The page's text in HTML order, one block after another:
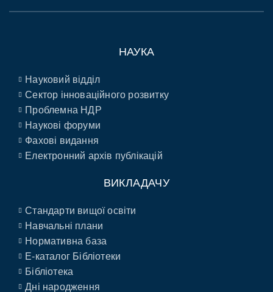
НАУКА
Науковий відділ
Сектор інноваційного розвитку
Проблемна НДР
Наукові форуми
Фахові видання
Електронний архів публікацій
ВИКЛАДАЧУ
Стандарти вищої освіти
Навчальні плани
Нормативна база
E-каталог Бібліотеки
Бібліотека
Дні народження